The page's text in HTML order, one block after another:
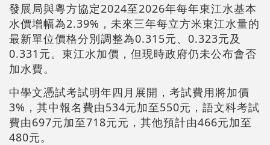
發展局與粵方協定2024至2026年每年東江水基本
水價增幅為2.39%，未來三年每立方米東江水量的
最新單位價格分別調整為0.315元、0.323元及
0.331元。東江水加價，但現時政府仍未公布會否
加水費。
中學文憑試考試明年四月展開，考試費用將加價
3%，其中報名費由534元加至550元，語文科考試
費由697元加至718元元，其他預計由466元加至
480元。